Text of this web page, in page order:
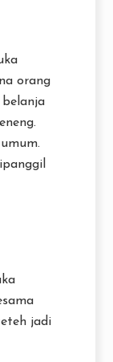
orang
belanja
jadi